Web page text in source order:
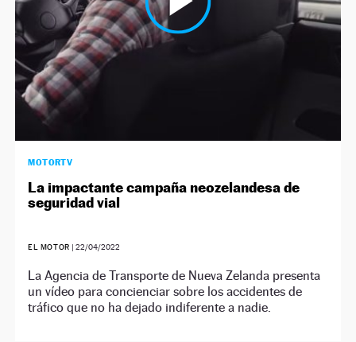
MOTORTV
La impactante campaña neozelandesa de
seguridad vial
EL MOTOR | 22/04/2022
La Agencia de Transporte de Nueva Zelanda presenta
un vídeo para concienciar sobre los accidentes de
tráfico que no ha dejado indiferente a nadie.